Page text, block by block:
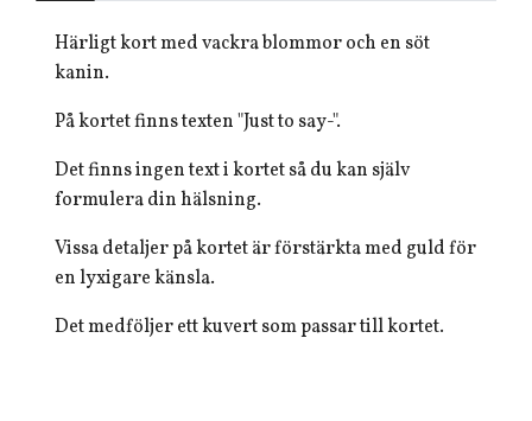
Härligt kort med vackra blommor och en söt
kanin.
På kortet finns texten "Just to say-".
Det finns ingen text i kortet så du kan själv
formulera din hälsning.
Vissa detaljer på kortet är förstärkta med guld för
en lyxigare känsla.
Det medföljer ett kuvert som passar till kortet.